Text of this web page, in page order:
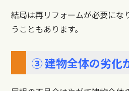
結局は再リフォームが必要にな
うこともあります。
③ 建物全体の劣化